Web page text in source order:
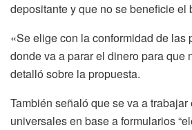
depositante y que no se beneficie el
«Se elige con la conformidad de las
donde va a parar el dinero para que
detalló sobre la propuesta.
También señaló que se va a
universales en base a formularios